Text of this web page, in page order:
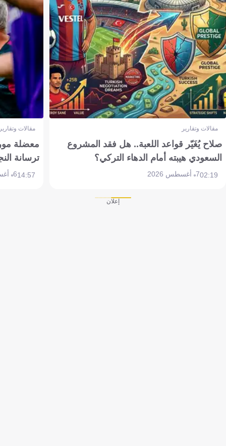
مقالات وتقارير
صلاح يُغَيّر قواعد اللعبة.. هل فقد المشروع
السعودي هيبته أمام الدهاء التركي؟
02:197 أغسطس 2026
مقالات
معضلة
ترسانة
14:576 أغسطس 2026
إعلان